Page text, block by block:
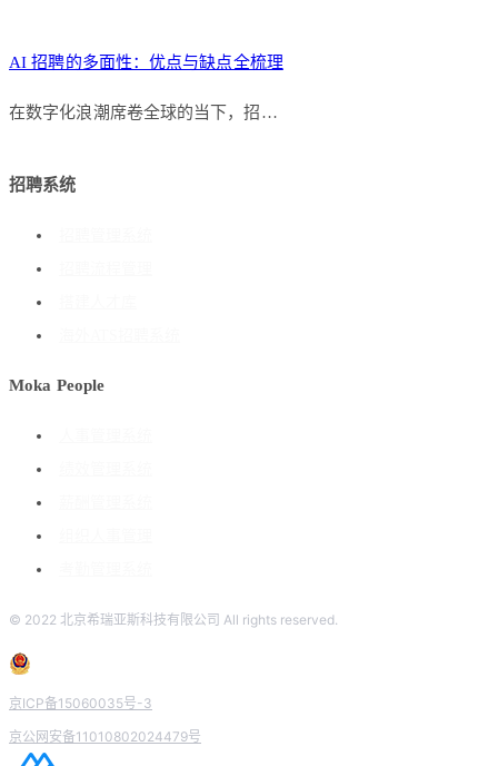
AI 招聘的多面性：优点与缺点全梳理
在数字化浪潮席卷全球的当下，招…
招聘系统
Moka People
© 2022 北京希瑞亚斯科技有限公司 All rights reserved.
京ICP备15060035号-3
京公网安备11010802024479号